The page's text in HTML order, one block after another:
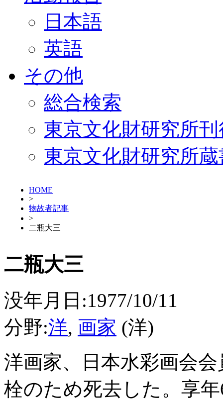
日本語
英語
その他
総合検索
東京文化財研究所
東京文化財研究所
HOME
>
物故者記事
>
二瓶大三
二瓶大三
没年月日:1977/10/11
分野:洋, 画家 (洋)
洋画家、日本水彩画会会
栓のため死去した。享